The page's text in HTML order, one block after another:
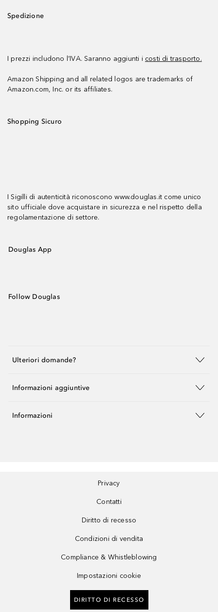
Spedizione
I prezzi includono l’IVA. Saranno aggiunti i costi di trasporto.
Amazon Shipping and all related logos are trademarks of
Amazon.com, Inc. or its affiliates.
Shopping Sicuro
I Sigilli di autenticità riconoscono www.douglas.it come unico
sito ufficiale dove acquistare in sicurezza e nel rispetto della
regolamentazione di settore.
Douglas App
Follow Douglas
Ulteriori domande?
Informazioni aggiuntive
Informazioni
Privacy
Contatti
Diritto di recesso
Condizioni di vendita
Compliance & Whistleblowing
Impostazioni cookie
DIRITTO DI RECESSO